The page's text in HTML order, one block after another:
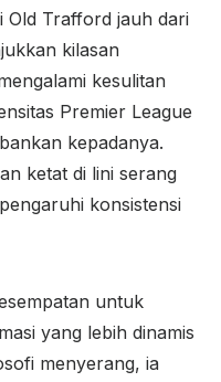
Old Trafford jauh dari
kilasan
kesulitan
Premier League
kepadanya.
ketat di lini serang
konsistensi
untuk
yang lebih dinamis
menyerang, ia